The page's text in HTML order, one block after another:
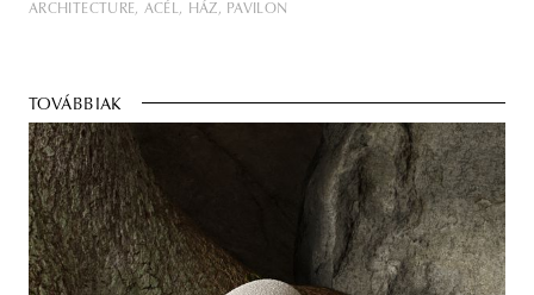
ARCHITECTURE ACÉL HÁZ PAVILON
TOVÁBBIAK